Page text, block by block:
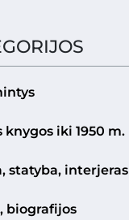
iki 1950 m.
statyba, interjeras
biografijos